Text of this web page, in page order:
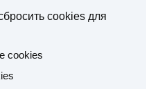
cookies для
cookies